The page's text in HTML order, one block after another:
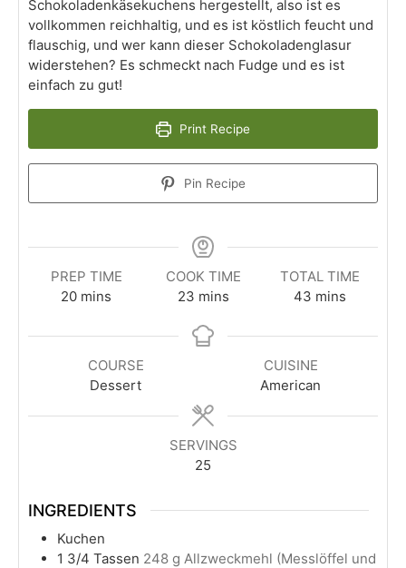
Schokoladenkäsekuchens hergestellt, also ist es
vollkommen reichhaltig, und es ist köstlich feucht und
flauschig, und wer kann dieser Schokoladenglasur
widerstehen? Es schmeckt nach Fudge und es ist
einfach zu gut!
Print Recipe
Pin Recipe
PREP TIME
20 mins
COOK TIME
23 mins
TOTAL TIME
43 mins
COURSE
Dessert
CUISINE
American
SERVINGS
25
INGREDIENTS
Kuchen
1 3/4 Tassen 248 g Allzweckmehl (Messlöffel und